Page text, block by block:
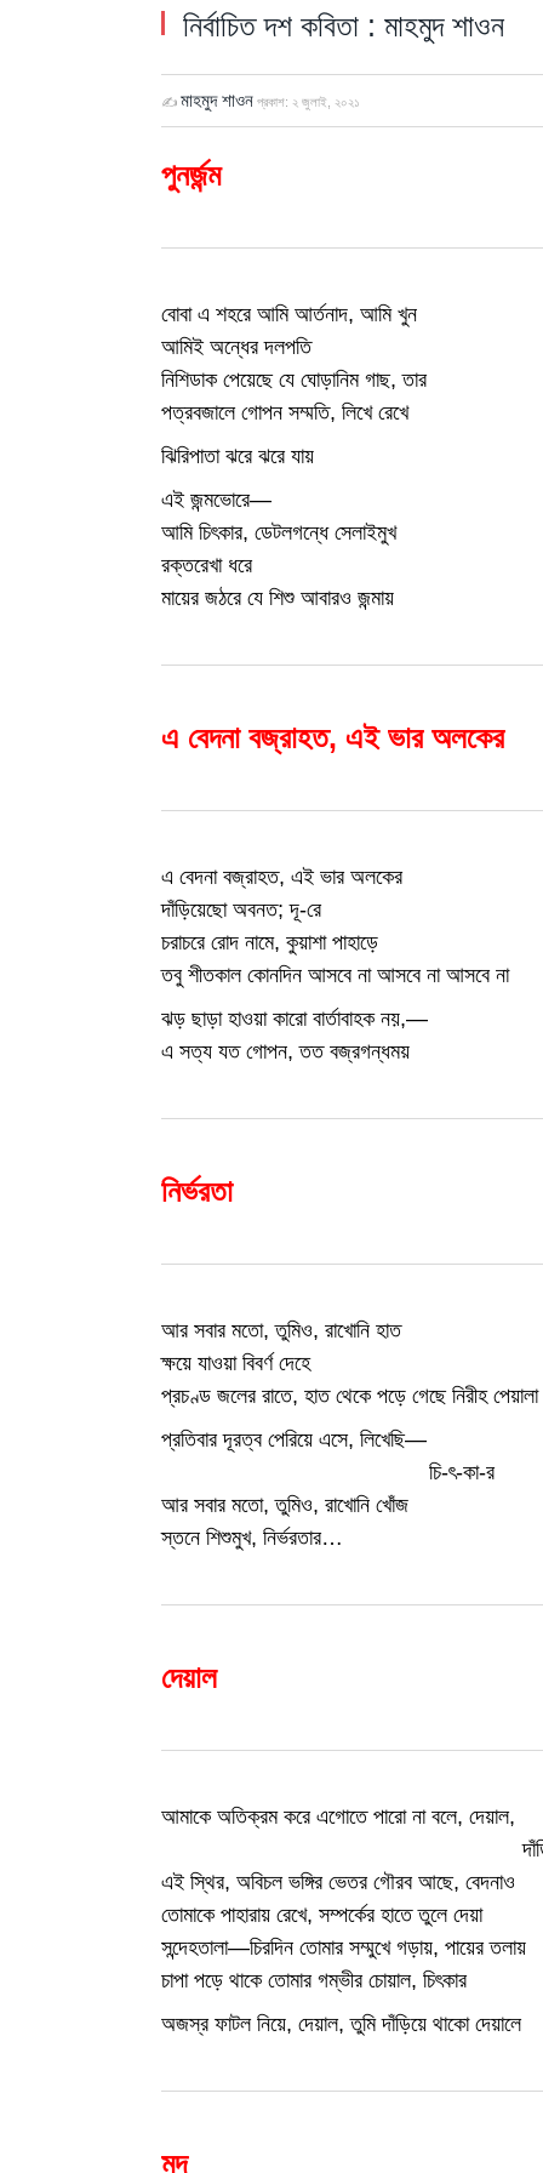
নির্বাচিত দশ কবিতা : মাহমুদ শাওন
✍ মাহমুদ শাওন প্রকাশ: ২ জুলাই, ২০২১
পুনর্জন্ম
বোবা এ শহরে আমি আর্তনাদ, আমি খুন
আমিই অন্ধের দলপতি
নিশিডাক পেয়েছে যে ঘোড়ানিম গাছ, তার
পত্রবজালে গোপন সম্মতি, লিখে রেখে
ঝিরিপাতা ঝরে ঝরে যায়
এই জন্মভোরে—
আমি চিৎকার, ডেটলগন্ধে সেলাইমুখ
রক্তরেখা ধরে
মায়ের জঠরে যে শিশু আবারও জন্মায়
এ বেদনা বজ্রাহত, এই ভার অলকের
এ বেদনা বজ্রাহত, এই ভার অলকের
দাঁড়িয়েছো অবনত; দূ-রে
চরাচরে রোদ নামে, কুয়াশা পাহাড়ে
তবু শীতকাল কোনদিন আসবে না আসবে না আসবে না
ঝড় ছাড়া হাওয়া কারো বার্তাবাহক নয়,—
এ সত্য যত গোপন, তত বজ্রগন্ধময়
নির্ভরতা
আর সবার মতো, তুমিও, রাখোনি হাত
ক্ষয়ে যাওয়া বিবর্ণ দেহে
প্রচণ্ড জলের রাতে, হাত থেকে পড়ে গেছে নিরীহ পেয়ালা
প্রতিবার দূরত্ব পেরিয়ে এসে, লিখেছি—
চি-ৎ-কা-র
আর সবার মতো, তুমিও, রাখোনি খোঁজ
স্তনে শিশুমুখ, নির্ভরতার…
দেয়াল
আমাকে অতিক্রম করে এগোতে পারো না বলে, দেয়াল,
…………………………………………..
এই স্থির, অবিচল ভঙ্গির ভেতর গৌরব আছে, বেদনাও
তোমাকে পাহারায় রেখে, সম্পর্কের হাতে তুলে দেয়া
সন্দেহতালা—চিরদিন তোমার সম্মুখে গড়ায়, পায়ের তলায়
চাপা পড়ে থাকে তোমার গম্ভীর চোয়াল, চিৎকার
অজস্র ফাটল নিয়ে, দেয়াল, তুমি দাঁড়িয়ে থাকো দেয়ালে
মদ